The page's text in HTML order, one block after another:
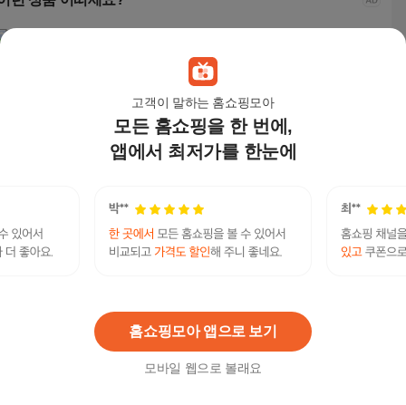
고객이 말하는 홈쇼핑모아
모든 홈쇼핑을 한 번에,
앱에서 최저가를 한눈에
홈쇼핑모아 앱으로 보기
모바일 웹으로 볼래요
경 토트백 DIY 사각
일리백 린넨 에코백
마가방 H206
원
급 에코백 인쇄제작가
능, 네이비, 1개
640 원
ollection 교회학교 말씀
숄더백 58종
5,900
심플
튼
주소야주소야